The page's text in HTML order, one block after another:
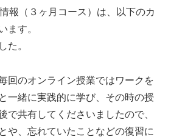
報（３ヶ月コース）は、以下のカ
ます。
た。
回のオンライン授業ではワークを
一緒に実践的に学び、その時の授
で共有してくださいましたので、
や、忘れていたことなどの復習に